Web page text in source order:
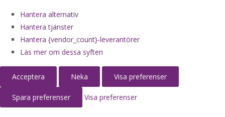
Hantera alternativ
Hantera tjänster
Hantera {vendor_count}-leverantörer
Läs mer om dessa syften
Acceptera Neka Visa preferenser
Spara preferenser Visa preferenser